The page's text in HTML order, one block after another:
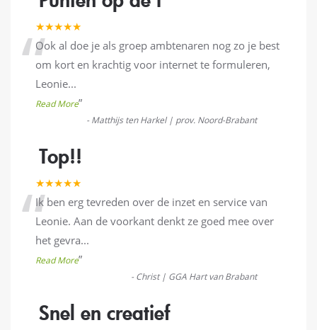
★★★★★
“Ook al doe je als groep ambtenaren nog zo je best
om kort en krachtig voor internet te formuleren,
Leonie...
Read More”
- Matthijs ten Harkel | prov. Noord-Brabant
Top!!
★★★★★
“Ik ben erg tevreden over de inzet en service van
Leonie. Aan de voorkant denkt ze goed mee over
het gevra...
Read More”
- Christ | GGA Hart van Brabant
Snel en creatief